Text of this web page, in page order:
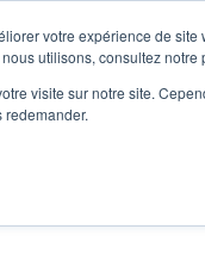
votre expérience de
utilisons, consultez
visite sur notre site.